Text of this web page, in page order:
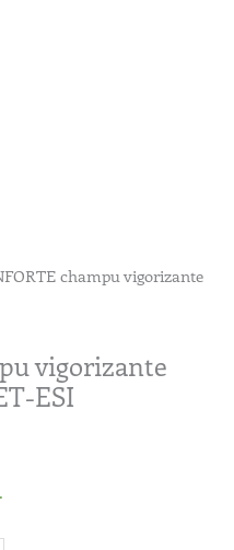
champu vigorizante
vigorizante
ESI